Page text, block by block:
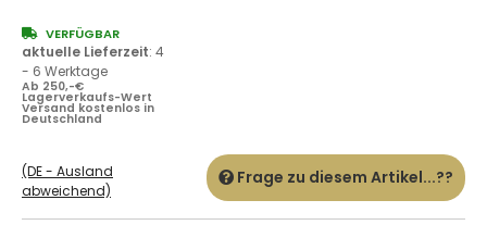
VERFÜGBAR
aktuelle Lieferzeit: 4
- 6 Werktage
Ab 250,-€
Lagerverkaufs-Wert
Versand kostenlos in
Deutschland
(DE - Ausland
abweichend)
Frage zu diesem Artikel...??